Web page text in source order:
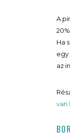
A
Ha
egy
az
van